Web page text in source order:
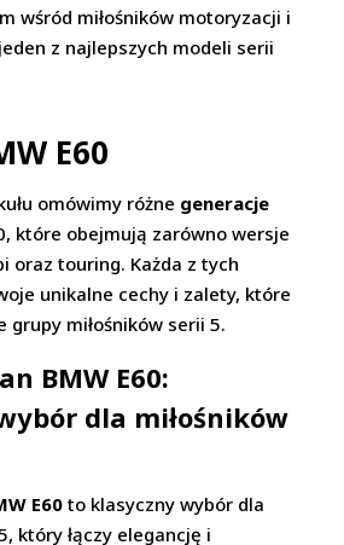
wśród miłośników motoryzacji i
z najlepszych modeli serii
E60
omówimy różne generacje
które obejmują zarówno wersje
oraz touring. Każda z tych
unikalne cechy i zalety, które
grupy miłośników serii 5.
BMW E60:
dla miłośników
E60 to klasyczny wybór dla
który łączy elegancję i